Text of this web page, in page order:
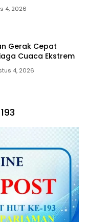
4, 2026
Gerak Cepat
Cuaca Ekstrem
4, 2026